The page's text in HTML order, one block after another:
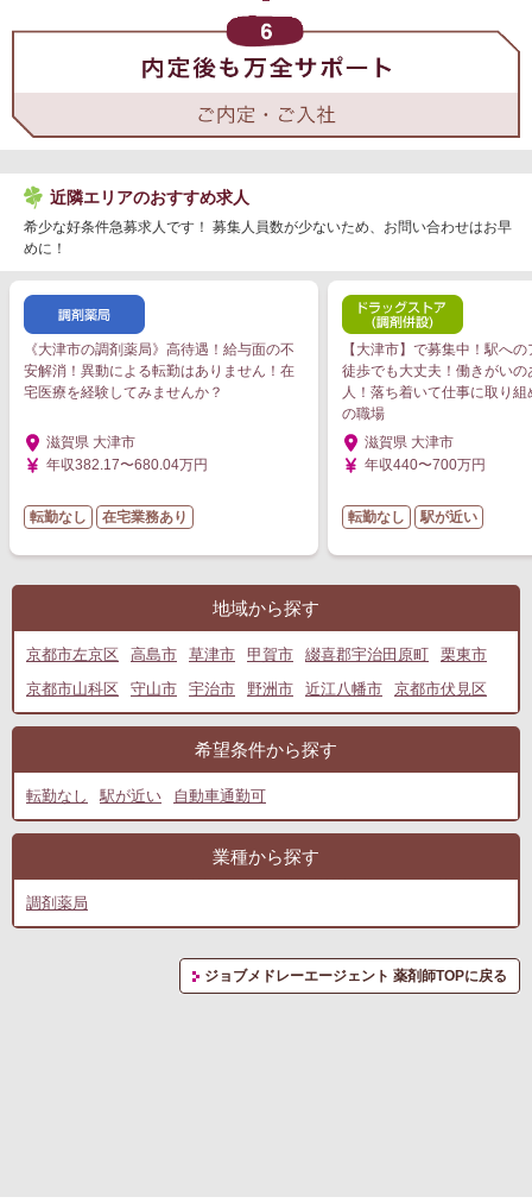
近隣エリアのおすすめ求人
希少な好条件急募求人です！ 募集人員数が少ないため、お問い合わせはお早
めに！
《大津市の調剤薬局》高待遇！給与面の不
安解消！異動による転勤はありません！在
宅医療を経験してみませんか？
滋賀県 大津市
年収382.17〜680.04万円
転勤なし 在宅業務あり
【大津市】で募集中！駅へ
徒歩でも大丈夫！働きがいの
人！落ち着いて仕事に取り
の職場
滋賀県 大津市
年収440〜700万円
転勤なし 駅が近い
地域から探す
京都市左京区 高島市 草津市 甲賀市 綴喜郡宇治田原町
栗東市
京都市山科区
守山市 宇治市 野洲市 近江八幡市 京都市伏見区
希望条件から探す
転勤なし 駅が近い 自動車通勤可
業種から探す
調剤薬局
ジョブメドレーエージェント 薬剤師TOPに戻る